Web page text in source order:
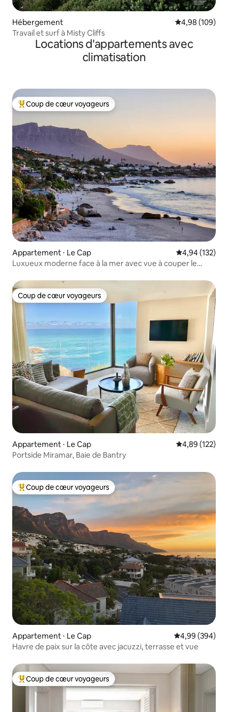
Hébergement Évaluation
4,98 (109)
Travail et surf à Misty Cliffs
Locations d'appartements avec
climatisation
Coups de cœur voyageurs les plus appréciés
Coup de cœur voyageurs
Appartement ⋅ Le Cap Évaluation
4,94 (132)
Luxueux moderne face à la mer avec vue à couper le
Coup de cœur voyageurs
Coup de cœur voyageurs
Appartement ⋅ Le Cap Évaluation
4,89 (122)
Portside Miramar, Baie de Bantry
Coups de cœur voyageurs les plus appréciés
Coup de cœur voyageurs
Appartement ⋅ Le Cap Évaluation
4,99 (394)
Havre de paix sur la côte avec jacuzzi, terrasse et vue
Coups de cœur voyageurs les plus appréciés
Coup de cœur voyageurs